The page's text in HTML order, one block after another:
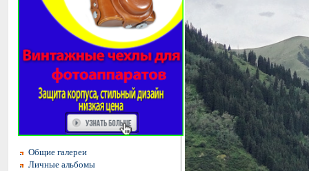
Общие галереи
Личные альбомы